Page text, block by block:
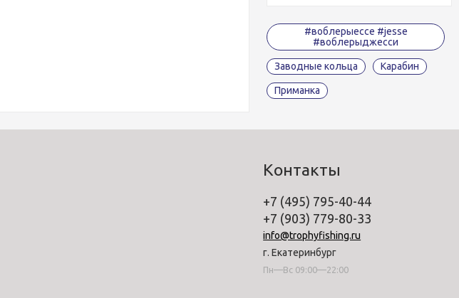
#воблерыессе #jesse
#воблерыджесси
Заводные кольца Карабин
Приманка
Контакты
+7 (495) 795-40-44
+7 (903) 779-80-33
info@trophyfishing.ru
г. Екатеринбург
Пн—Вс 09:00—22:00